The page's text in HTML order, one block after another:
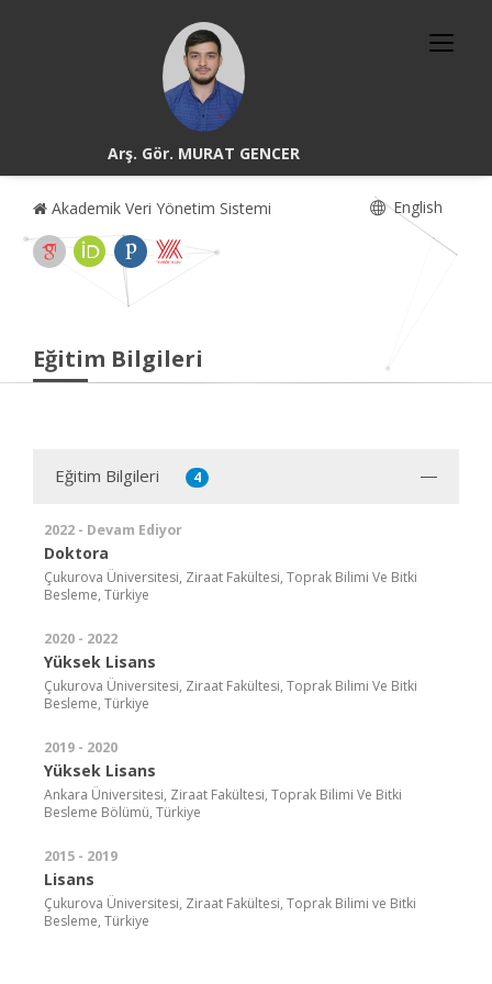
Arş. Gör. MURAT GENCER
Akademik Veri Yönetim Sistemi English
Eğitim Bilgileri
Eğitim Bilgileri 4
2022 - Devam Ediyor
Doktora
Çukurova Üniversitesi, Ziraat Fakültesi, Toprak Bilimi Ve Bitki
Besleme, Türkiye
2020 - 2022
Yüksek Lisans
Çukurova Üniversitesi, Ziraat Fakültesi, Toprak Bilimi Ve Bitki
Besleme, Türkiye
2019 - 2020
Yüksek Lisans
Ankara Üniversitesi, Ziraat Fakültesi, Toprak Bilimi Ve Bitki
Besleme Bölümü, Türkiye
2015 - 2019
Lisans
Çukurova Üniversitesi, Ziraat Fakültesi, Toprak Bilimi ve Bitki
Besleme, Türkiye